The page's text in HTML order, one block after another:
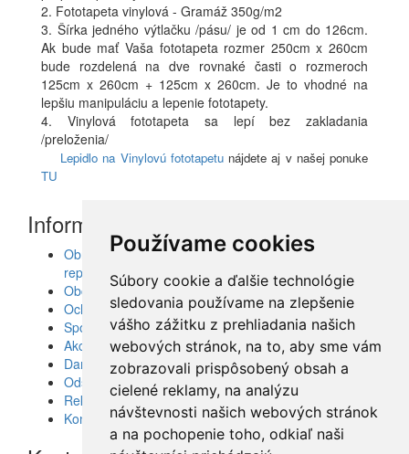
Používame cookies
Súbory cookie a ďalšie technológie
sledovania používame na zlepšenie
vášho zážitku z prehliadania našich
webových stránok, na to, aby sme vám
zobrazovali prispôsobený obsah a
cielené reklamy, na analýzu
návštevnosti našich webových stránok
a na pochopenie toho, odkiaľ naši
2. Fototapeta vinylová - Gramáž 350g/m2
3. Šírka jedného výtlačku /pásu/ je od 1 cm do 126cm.
Ak bude mať Vaša fototapeta rozmer 250cm x 260cm
bude rozdelená na dve rovnaké časti o rozmeroch
125cm x 260cm + 125cm x 260cm. Je to vhodné na
lepšiu manipuláciu a lepenie fototapety.
4. Vinylová fototapeta sa lepí bez zakladania
/preloženia/
Lepidlo na Vinylovú fototapetunájdete aj v našej ponuke
TU
Informácie
Obrazy, nálepky, fototapety, šablóny, dekorácie,
reprodukcie
Obchodné podmienky
Ochrana osobných údajov
Spolupráca
Akcie a Doručenie
Darčekové poukážky
Odstúpenie od zmluvy - vrátenie tovaru
Reklamácia tovaru
Kontakt